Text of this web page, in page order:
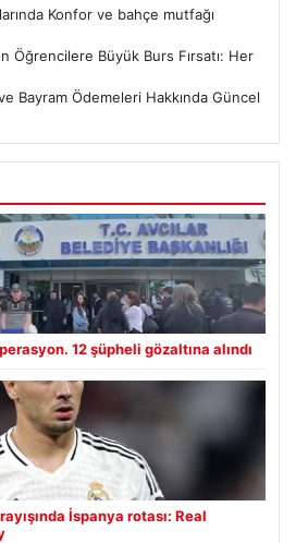
Konfor ve bahçe mutfağı
Öğrencilere Büyük Burs Fırsatı: Her
Bayram Ödemeleri Hakkında Güncel
12 şüpheli gözaltına alındı
İspanya rotası: Real